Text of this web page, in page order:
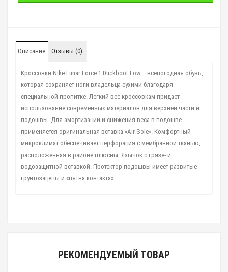
Описание Отзывы (0)
Кроссовки Nike Lunar Force 1 Duckboot Low – всепогодная обувь,
которая сохраняет ноги владельца сухими благодаря
специальной пропитке. Легкий вес кроссовкам придает
использование современных материалов для верхней части и
подошвы. Для амортизации и снижения веса в подошве
применяется оригинальная вставка «Air-Sole». Комфортный
микроклимат обеспечивает перфорация с мембранной тканью,
расположенная в районе плюсны. Язычок с грязе- и
водозащитной вставкой. Протектор подошвы имеет развитые
грунтозацепы и «пятна контакта».
РЕКОМЕНДУЕМЫЙ ТОВАР